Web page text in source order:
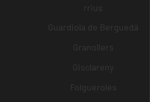
rrius
Guardiola de Berguedà
Granollers
Gisclareny
Folgueroles